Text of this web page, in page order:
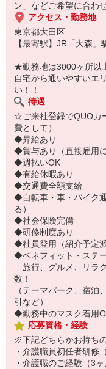
ン」などご希望に合わ
アクセス・勤務地
東京都大田区
【最寄駅】JR「大森」
★勤務地は3000ヶ所以
自宅から通いやすいエ
い！！
待遇
☆ご来社登録でQUOカ
費として）
◆昇給あり
◆賞与あり（直接雇用
◆週払いOK
◆有給休暇あり
◆交通費全額支給
◆自転車・車・バイク
る）
◆社会保険完備
◆研修制度あり
◆社員登用（紹介予定派
◆ベネフィット・ステ
旅行、グルメ、リラ
数！
（テーマパーク、宿泊
引など）
◆勤務中のマスク着用
応募資格・経験
※下記どちらかお持ち
・介護職員初任者研修
・介護職のご経験（3ヶ